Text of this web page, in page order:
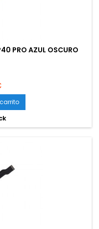
PRO AZUL OSCURO